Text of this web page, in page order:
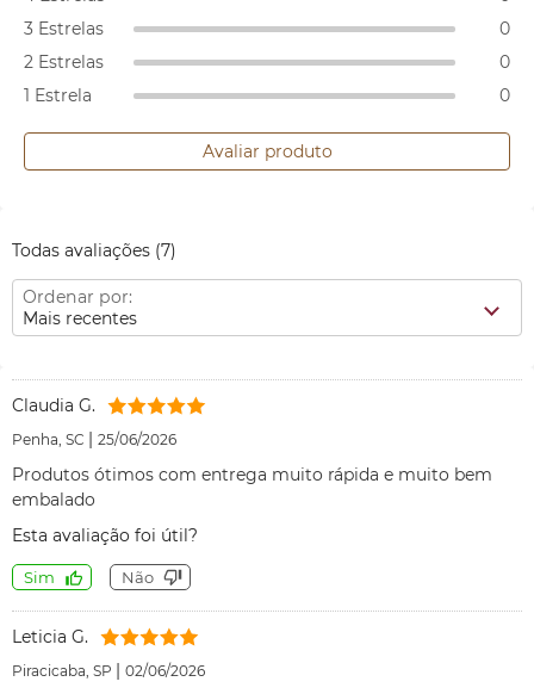
3 Estrelas
0
2 Estrelas
0
1 Estrela
0
Avaliar produto
Todas avaliações (7)
Ordenar por:
Mais recentes
Claudia G.
Penha, SC | 25/06/2026
Produtos ótimos com entrega muito rápida e muito bem
embalado
Esta avaliação foi útil?
Sim Não
Leticia G.
Piracicaba, SP | 02/06/2026